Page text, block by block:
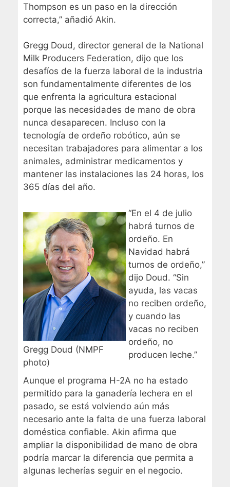
Thompson es un paso en la dirección
correcta,” añadió Akin.
Gregg Doud, director general de la National
Milk Producers Federation, dijo que los
desafíos de la fuerza laboral de la industria
son fundamentalmente diferentes de los
que enfrenta la agricultura estacional
porque las necesidades de mano de obra
nunca desaparecen. Incluso con la
tecnología de ordeño robótico, aún se
necesitan trabajadores para alimentar a los
animales, administrar medicamentos y
mantener las instalaciones las 24 horas, los
365 días del año.
Gregg Doud (NMPF
photo)
“En el 4 de julio
habrá turnos de
ordeño. En
Navidad habrá
turnos de ordeño,”
dijo Doud. “Sin
ayuda, las vacas
no reciben ordeño,
y cuando las
vacas no reciben
ordeño, no
producen leche.”
Aunque el programa H-2A no ha estado
permitido para la ganadería lechera en el
pasado, se está volviendo aún más
necesario ante la falta de una fuerza laboral
doméstica confiable. Akin afirma que
ampliar la disponibilidad de mano de obra
podría marcar la diferencia que permita a
algunas lecherías seguir en el negocio.